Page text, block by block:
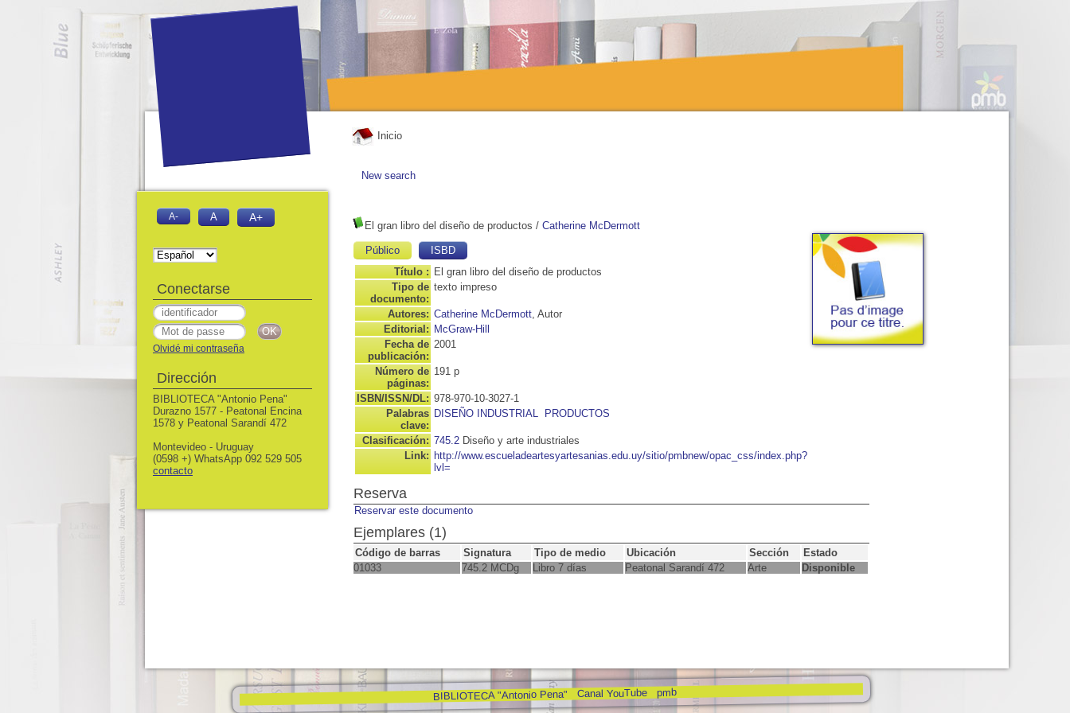
Inicio
New search
El gran libro del diseño de productos / Catherine McDermott
Público
ISBD
Título : El gran libro del diseño de productos
Tipo de
documento:
texto impreso
Autores: Catherine McDermott, Autor
Editorial: McGraw-Hill
Fecha de
publicación:
2001
Número de
páginas:
191 p
ISBN/ISSN/DL: 978-970-10-3027-1
Palabras
clave:
DISEÑO INDUSTRIAL PRODUCTOS
Clasificación: 745.2 Diseño y arte industriales
Link: http://www.escueladeartesyartesanias.edu.uy/sitio/pmbnew/opac_css/index.php?
lvl=
Reserva
Reservar este documento
Ejemplares (1)
Código de barras Signatura Tipo de medio Ubicación Sección
Estado
01033
745.2 MCDg Libro 7 días Peatonal Sarandí 472 Arte Disponible
BIBLIOTECA "Antonio Pena" Canal YouTube pmb
A- A A+
Conectarse
Olvidé mi contraseña
Dirección
BIBLIOTECA "Antonio Pena"
Durazno 1577 - Peatonal Encina
1578 y Peatonal Sarandí 472
Montevideo - Uruguay
(0598 +) WhatsApp 092 529 505
contacto